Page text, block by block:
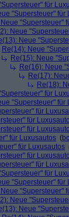
für
"Supersteuer" für
Neue "Supersteuer"
Neue
Neue
Re(14): Neue
Re(15): Neue
Re(16): Neue
Re(17):
Re(18):
für
"Supersteuer" für
für
für
für
für Luxusautos (
für Luxusautos
für
für
für
"Supersteuer" für
Neue "Supersteuer"
Neue
Neue